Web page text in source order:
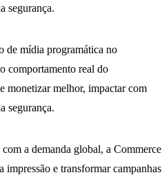
segurança.
de mídia programática no
comportamento real do
monetizar melhor, impactar com
segurança.
a demanda global, a Commerce
e transformar campanhas